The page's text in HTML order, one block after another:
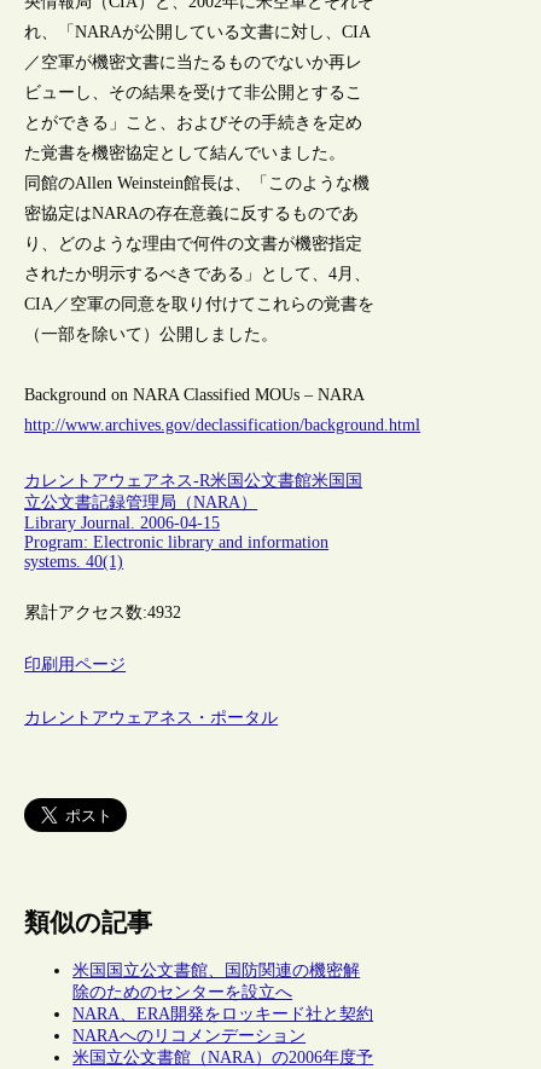
れ、「NARAが公開している文書に対し、CIA
／空軍が機密文書に当たるものでないか再レ
ビューし、その結果を受けて非公開とするこ
とができる」こと、およびその手続きを定め
た覚書を機密協定として結んでいました。
同館のAllen Weinstein館長は、「このような機
密協定はNARAの存在意義に反するものであ
り、どのような理由で何件の文書が機密指定
されたか明示するべきである」として、4月、
CIA／空軍の同意を取り付けてこれらの覚書を
（一部を除いて）公開しました。
Background on NARA Classified MOUs – NARA
http://www.archives.gov/declassification/background.html
カレントアウェアネス-R米国公文書館米国国
立公文書記録管理局（NARA）
Library Journal. 2006-04-15
Program: Electronic library and information
systems. 40(1)
累計アクセス数:4932
印刷用ページ
カレントアウェアネス・ポータル
類似の記事
米国国立公文書館、国防関連の機密解
除のためのセンターを設立へ
NARA、ERA開発をロッキード社と契約
NARAへのリコメンデーション
米国立公文書館（NARA）の2006年度予